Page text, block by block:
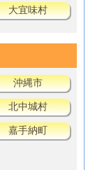
大宜味村
沖縄市
北中城村
嘉手納町